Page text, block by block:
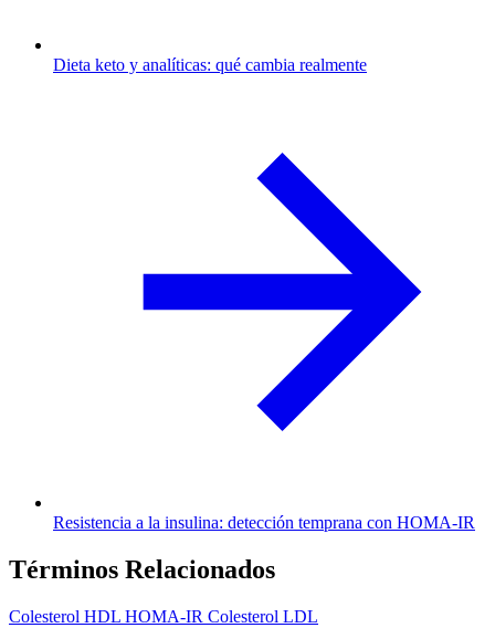
Dieta keto y analíticas: qué cambia realmente
Resistencia a la insulina: detección temprana con HOMA-IR
Términos Relacionados
Colesterol HDL HOMA-IR Colesterol LDL